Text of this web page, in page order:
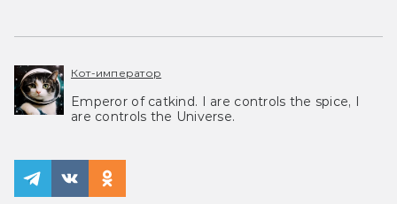
Кот-император
Emperor of catkind. I are controls the spice, I
are controls the Universe.